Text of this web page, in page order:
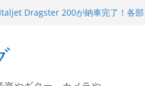
Italjet Dragster 200が納車完了！各
Ken Block 逝去
手県奥州市へのふるさと納税で